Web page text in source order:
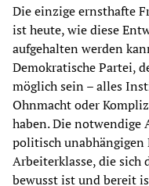
Die einzige ernsthafte
ist heute, wie diese
aufgehalten werden
Demokratische Partei,
möglich sein – alles
Ohnmacht oder
haben. Die
politisch unabhängigen
Arbeiterklasse, die sich
bewusst ist und bereit